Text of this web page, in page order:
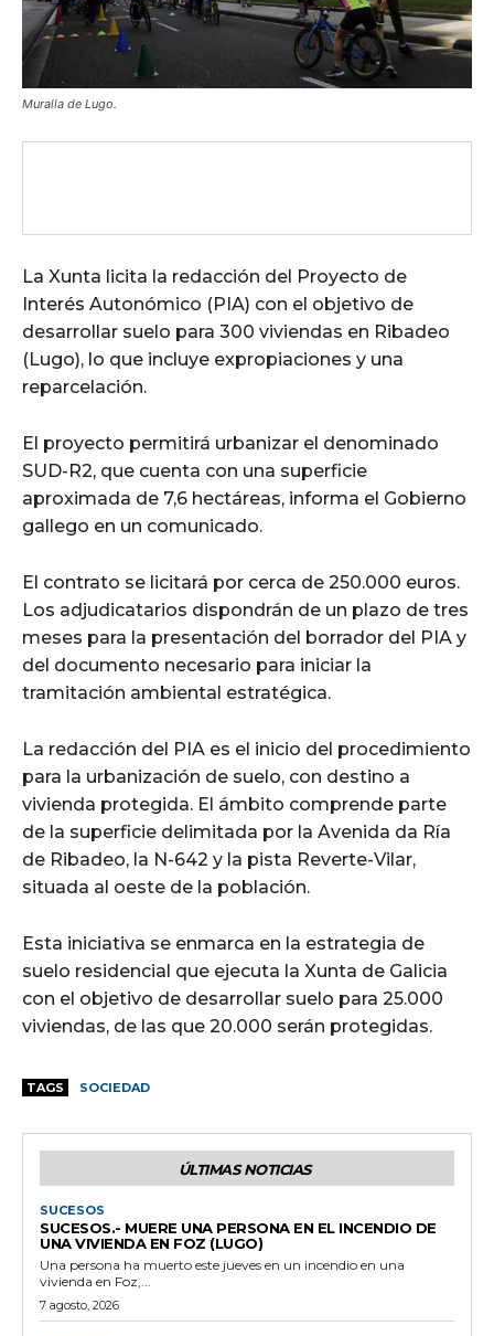
Muralla de Lugo.
La Xunta licita la redacción del Proyecto de
Interés Autonómico (PIA) con el objetivo de
desarrollar suelo para 300 viviendas en Ribadeo
(Lugo), lo que incluye expropiaciones y una
reparcelación.
El proyecto permitirá urbanizar el denominado
SUD-R2, que cuenta con una superficie
aproximada de 7,6 hectáreas, informa el Gobierno
gallego en un comunicado.
El contrato se licitará por cerca de 250.000 euros.
Los adjudicatarios dispondrán de un plazo de tres
meses para la presentación del borrador del PIA y
del documento necesario para iniciar la
tramitación ambiental estratégica.
La redacción del PIA es el inicio del procedimiento
para la urbanización de suelo, con destino a
vivienda protegida. El ámbito comprende parte
de la superficie delimitada por la Avenida da Ría
de Ribadeo, la N-642 y la pista Reverte-Vilar,
situada al oeste de la población.
Esta iniciativa se enmarca en la estrategia de
suelo residencial que ejecuta la Xunta de Galicia
con el objetivo de desarrollar suelo para 25.000
viviendas, de las que 20.000 serán protegidas.
TAGS SOCIEDAD
ÚLTIMAS NOTICIAS
SUCESOS
SUCESOS.- MUERE UNA PERSONA EN EL INCENDIO DE
UNA VIVIENDA EN FOZ (LUGO)
Una persona ha muerto este jueves en un incendio en una
vivienda en Foz,...
7 agosto, 2026